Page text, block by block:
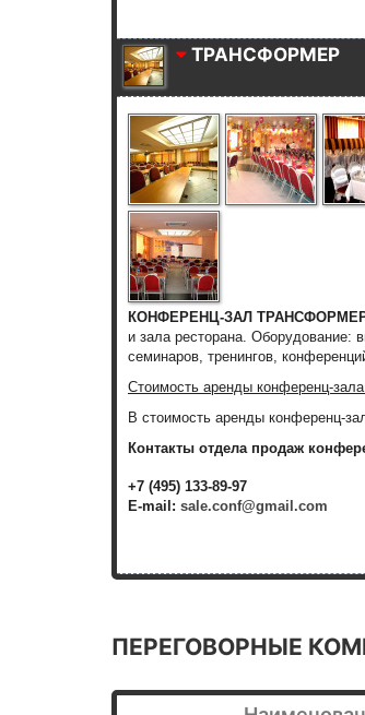
ТРАНСФОРМЕР
КОНФЕРЕНЦ-ЗАЛ
и зала ресторана. Оборудование:
семинаров, тренингов,
Стоимость аренды конференц-
В стоимость аренды конференц-
Контакты отдела продаж
+7 (495) 133-89-97
E-mail: sale.conf@gmail.com
ПЕРЕГОВОРНЫЕ